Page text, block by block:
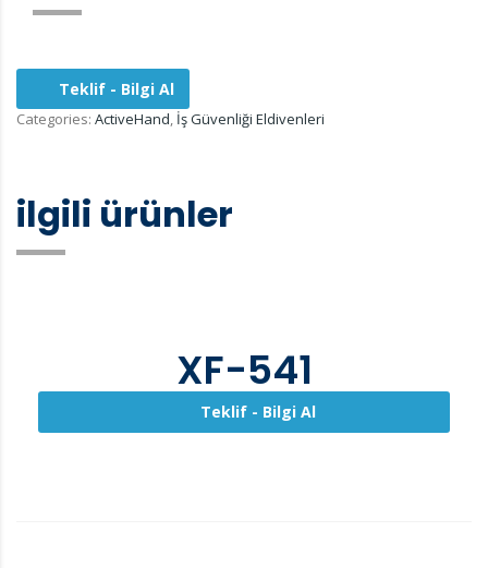
Teklif - Bilgi Al
Categories: ActiveHand, İş Güvenliği Eldivenleri
ilgili ürünler
XF-541
Teklif - Bilgi Al